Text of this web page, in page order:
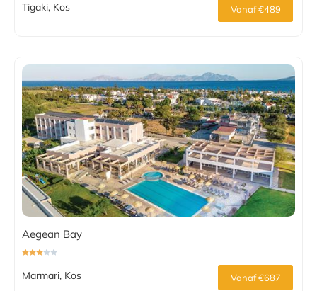
Tigaki, Kos Vanaf €489
Aegean Bay
Marmari, Kos Vanaf €687